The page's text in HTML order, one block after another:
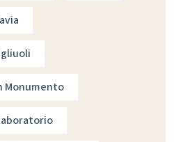
Monumento